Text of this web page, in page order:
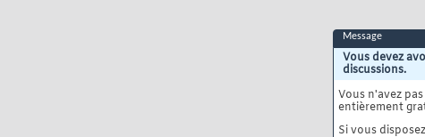
Message
Vous devez
discussions.
Vous n'avez
entièrement
Si vous